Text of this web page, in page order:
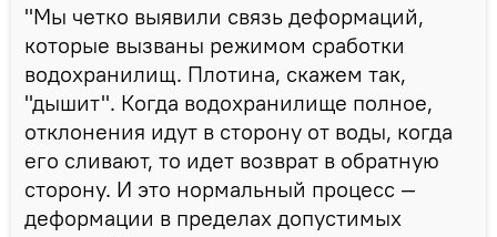
"Мы четко выявили связь деформаций,
которые вызваны режимом сработки
водохранилищ. Плотина, скажем так,
"дышит". Когда водохранилище полное,
отклонения идут в сторону от воды, когда
его сливают, то идет возврат в обратную
сторону. И это нормальный процесс —
деформации в пределах допустимых